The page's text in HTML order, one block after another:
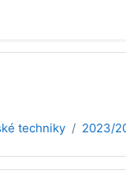
techniky 2023/